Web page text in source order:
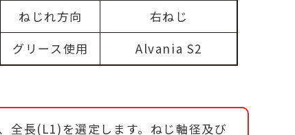
ねじれ方向
右ねじ
グリース使用
Alvania S2
全長(L1)を選定します。ねじ軸径及び